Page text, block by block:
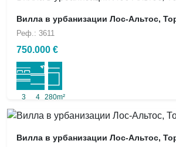
Вилла в урбанизации Лос-Альтос,
Реф.: 3611
750.000 €
3 4 280m²
Вилла в урбанизации Лос-Альтос,